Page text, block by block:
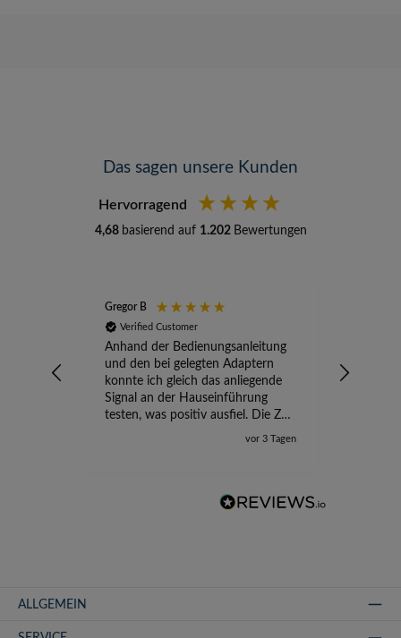
Das sagen unsere Kunden
Hervorragend
4,68 basierend auf 1.202 Bewertungen
Gregor B
Verified Customer
Anhand der Bedienungsanleitung
und den bei gelegten Adaptern
konnte ich gleich das anliegende
Signal an der Hauseinführung
testen, was positiv ausfiel. Die Zeit
der Ungewissheit ist jetzt vorbei,
vor 3 Tagen
ALLGEMEIN